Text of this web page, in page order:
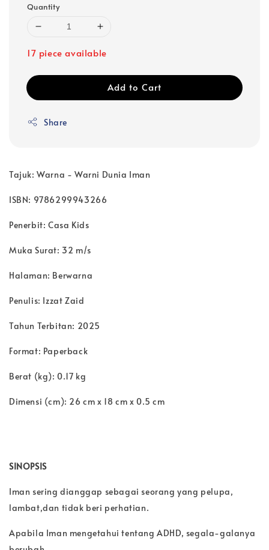
Quantity
17 piece available
Add to Cart
Share
Tajuk: Warna - Warni Dunia Iman
ISBN: 9786299943266
Penerbit: Casa Kids
Muka Surat: 32 m/s
Halaman: Berwarna
Penulis: Izzat Zaid
Tahun Terbitan: 2025
Format: Paperback
Berat (kg): 0.17 kg
Dimensi (cm): 26 cm x 18 cm x 0.5 cm
SINOPSIS
Iman sering dianggap sebagai seorang yang pelupa,
lambat,dan tidak beri perhatian.
Apabila Iman mengetahui tentang ADHD, segala-galanya